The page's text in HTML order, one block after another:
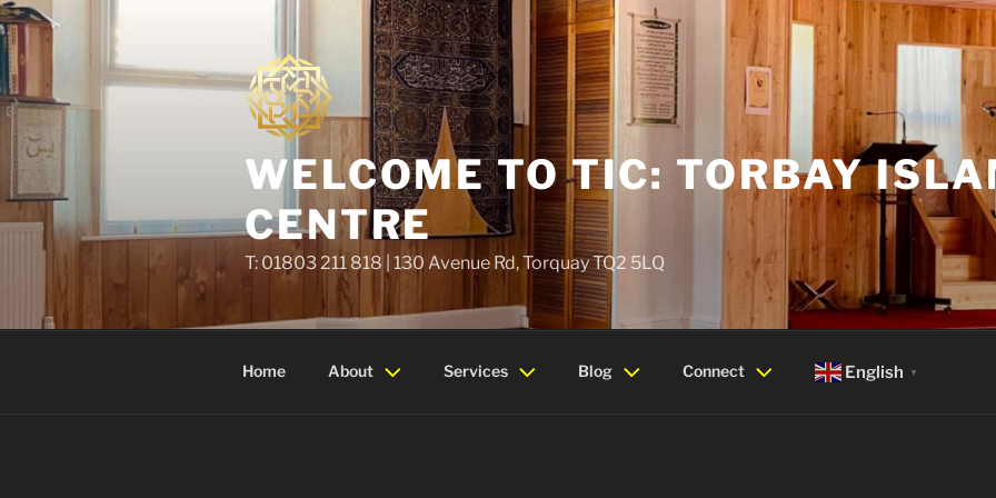
Skip
to
content
WELCOME TO TIC: TORBAY
CENTRE
T: 01803 211 818 | 130 Avenue Rd, Torquay TQ2 5LQ
Home About Services Blog Connect English ▼